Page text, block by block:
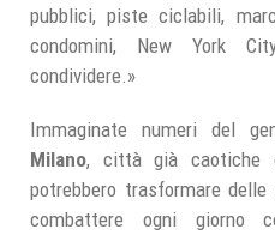
pubblici, piste ciclabili,
condomini, New York
condividere.»
Immaginate numeri del
Milano, città già caotiche
potrebbero trasformare
combattere ogni giorno